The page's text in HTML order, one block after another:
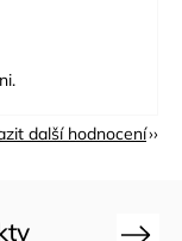
další hodnocení
Next